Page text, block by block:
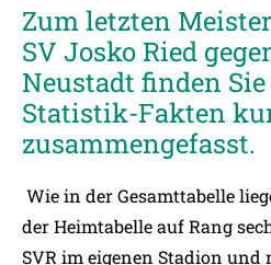
Zum letzten
SV Josko Ried
Neustadt finden
Statistik-Fakten
zusammengefasst.
Wie in der Gesamttabelle
der Heimtabelle auf Rang
SVR im eigenen Stadion und